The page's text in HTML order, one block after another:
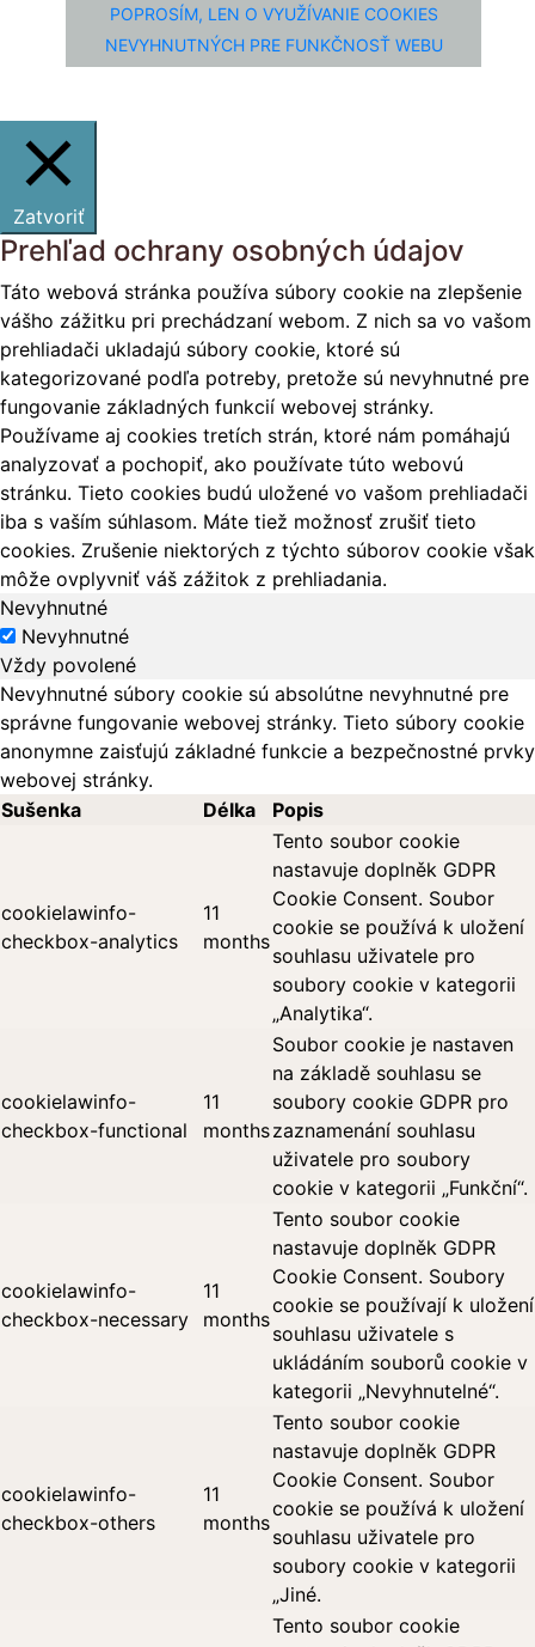
POPROSÍM, LEN O VYUŽÍVANIE COOKIES
NEVYHNUTNÝCH PRE FUNKČNOSŤ WEBU
Zatvoriť
Prehľad ochrany osobných údajov
Táto webová stránka používa súbory cookie na zlepšenie
vášho zážitku pri prechádzaní webom. Z nich sa vo vašom
prehliadači ukladajú súbory cookie, ktoré sú
kategorizované podľa potreby, pretože sú nevyhnutné pre
fungovanie základných funkcií webovej stránky.
Používame aj cookies tretích strán, ktoré nám pomáhajú
analyzovať a pochopiť, ako používate túto webovú
stránku. Tieto cookies budú uložené vo vašom prehliadači
iba s vaším súhlasom. Máte tiež možnosť zrušiť tieto
cookies. Zrušenie niektorých z týchto súborov cookie však
môže ovplyvniť váš zážitok z prehliadania.
Nevyhnutné
Nevyhnutné
Vždy povolené
Nevyhnutné súbory cookie sú absolútne nevyhnutné pre
správne fungovanie webovej stránky. Tieto súbory cookie
anonymne zaisťujú základné funkcie a bezpečnostné prvky
webovej stránky.
Sušenka
Délka Popis
cookielawinfo-
checkbox-analytics
11
months
Tento soubor cookie
nastavuje doplněk GDPR
Cookie Consent. Soubor
cookie se používá k uložení
souhlasu uživatele pro
soubory cookie v kategorii
„Analytika“.
cookielawinfo-
checkbox-functional
11
months
Soubor cookie je nastaven
na základě souhlasu se
soubory cookie GDPR pro
zaznamenání souhlasu
uživatele pro soubory
cookie v kategorii „Funkční“.
cookielawinfo-
checkbox-necessary
11
months
Tento soubor cookie
nastavuje doplněk GDPR
Cookie Consent. Soubory
cookie se používají k uložení
souhlasu uživatele s
ukládáním souborů cookie v
kategorii „Nevyhnutelné“.
cookielawinfo-
checkbox-others
11
months
Tento soubor cookie
nastavuje doplněk GDPR
Cookie Consent. Soubor
cookie se používá k uložení
souhlasu uživatele pro
soubory cookie v kategorii
„Jiné.
Tento soubor cookie